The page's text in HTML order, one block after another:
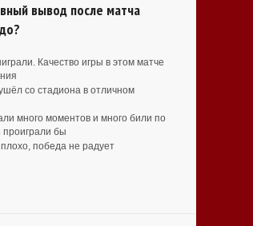
вывод после матча
Качество игры в этом матче
со стадиона в отличном
много моментов и много били по
проиграли бы
победа не радует